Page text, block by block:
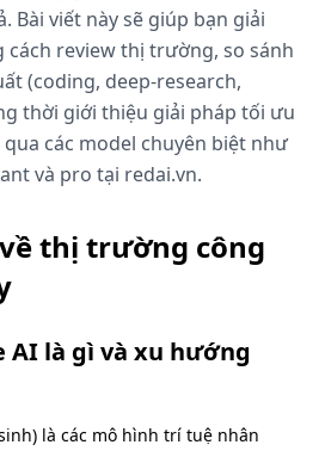
Đăng Nhập
Bài viết này sẽ giúp bạn giải
cách review thị trường, so sánh
(coding, deep-research,
thời giới thiệu giải pháp tối ưu
các model chuyên biệt như
và pro tại redai.vn.
thị trường công
AI là gì và xu hướng
là các mô hình trí tuệ nhân